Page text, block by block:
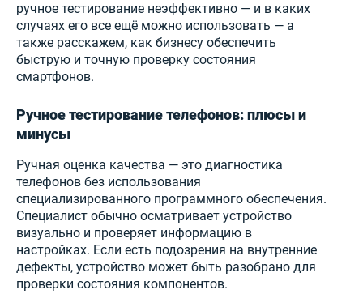
ручное тестирование неэффективно — и в каких
случаях его все ещё можно использовать — а
также расскажем, как бизнесу обеспечить
быструю и точную проверку состояния
смартфонов.
Ручное тестирование телефонов: плюсы и
минусы
Ручная оценка качества — это диагностика
телефонов без использования
специализированного программного обеспечения.
Специалист обычно осматривает устройство
визуально и проверяет информацию в
настройках. Если есть подозрения на внутренние
дефекты, устройство может быть разобрано для
проверки состояния компонентов.